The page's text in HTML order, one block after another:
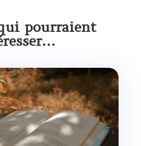
pourraient